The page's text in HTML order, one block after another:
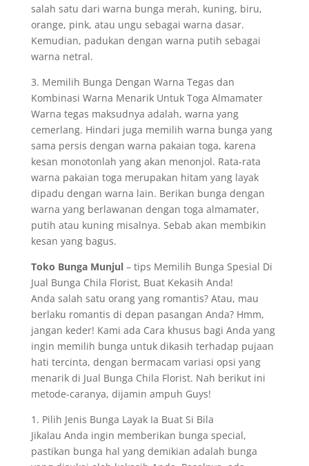
salah satu dari warna bunga merah, kuning, biru,
orange, pink, atau ungu sebagai warna dasar.
Kemudian, padukan dengan warna putih sebagai
warna netral.
3. Memilih Bunga Dengan Warna Tegas dan
Kombinasi Warna Menarik Untuk Toga Almamater
Warna tegas maksudnya adalah, warna yang
cemerlang. Hindari juga memilih warna bunga yang
sama persis dengan warna pakaian toga, karena
kesan monotonlah yang akan menonjol. Rata-rata
warna pakaian toga merupakan hitam yang layak
dipadu dengan warna lain. Berikan bunga dengan
warna yang berlawanan dengan toga almamater,
putih atau kuning misalnya. Sebab akan membikin
kesan yang bagus.
Toko Bunga Munjul– tips Memilih Bunga Spesial Di
Jual Bunga Chila Florist, Buat Kekasih Anda!
Anda salah satu orang yang romantis? Atau, mau
berlaku romantis di depan pasangan Anda? Hmm,
jangan keder! Kami ada Cara khusus bagi Anda yang
ingin memilih bunga untuk dikasih terhadap pujaan
hati tercinta, dengan bermacam variasi opsi yang
menarik di Jual Bunga Chila Florist. Nah berikut ini
metode-caranya, dijamin ampuh Guys!
1. Pilih Jenis Bunga Layak Ia Buat Si Bila
Jikalau Anda ingin memberikan bunga special,
pastikan bunga hal yang demikian adalah bunga